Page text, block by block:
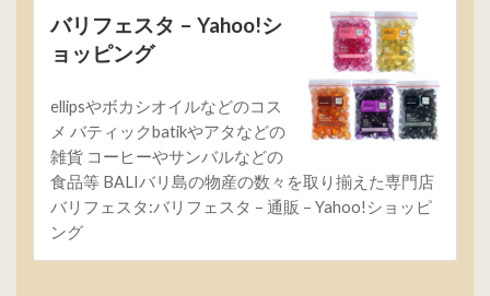
バリフェスタ – Yahoo!シ
ョッピング
ellipsやボカシオイルなどのコス
メ バティックbatikやアタなどの
雑貨 コーヒーやサンバルなどの
食品等 BALIバリ島の物産の数々を取り揃えた専門店
バリフェスタ:バリフェスタ – 通販 – Yahoo!ショッピ
ング